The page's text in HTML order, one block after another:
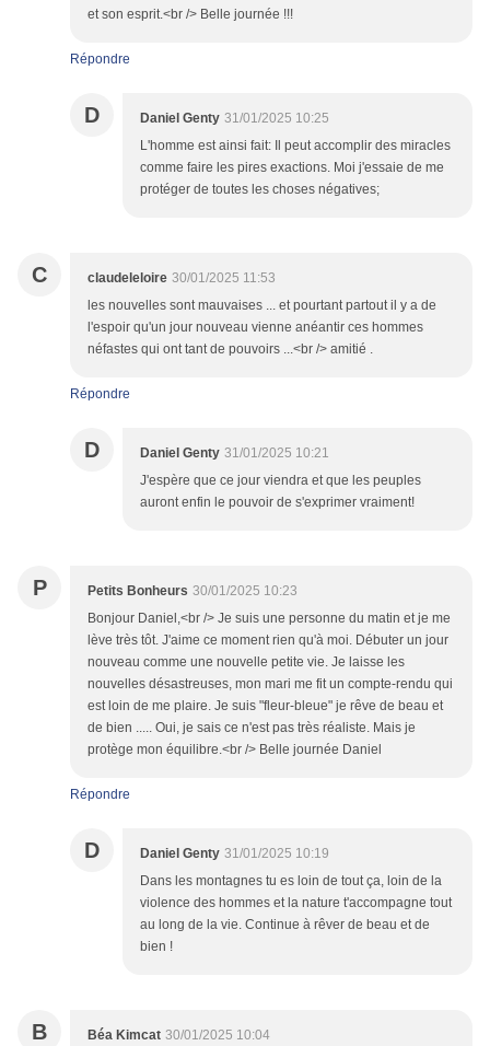
et son esprit.<br /> Belle journée !!!
Répondre
D Daniel Genty 31/01/2025 10:25
L'homme est ainsi fait: Il peut accomplir des miracles
comme faire les pires exactions. Moi j'essaie de me
protéger de toutes les choses négatives;
C claudeleloire 30/01/2025 11:53
les nouvelles sont mauvaises ... et pourtant partout il y a de
l'espoir qu'un jour nouveau vienne anéantir ces hommes
néfastes qui ont tant de pouvoirs ...<br /> amitié .
Répondre
D Daniel Genty 31/01/2025 10:21
J'espère que ce jour viendra et que les peuples
auront enfin le pouvoir de s'exprimer vraiment!
P Petits Bonheurs 30/01/2025 10:23
Bonjour Daniel,<br /> Je suis une personne du matin et je me
lève très tôt. J'aime ce moment rien qu'à moi. Débuter un jour
nouveau comme une nouvelle petite vie. Je laisse les
nouvelles désastreuses, mon mari me fit un compte-rendu qui
est loin de me plaire. Je suis "fleur-bleue" je rêve de beau et
de bien ..... Oui, je sais ce n'est pas très réaliste. Mais je
protège mon équilibre.<br /> Belle journée Daniel
Répondre
D Daniel Genty 31/01/2025 10:19
Dans les montagnes tu es loin de tout ça, loin de la
violence des hommes et la nature t'accompagne tout
au long de la vie. Continue à rêver de beau et de
bien !
B Béa Kimcat 30/01/2025 10:04